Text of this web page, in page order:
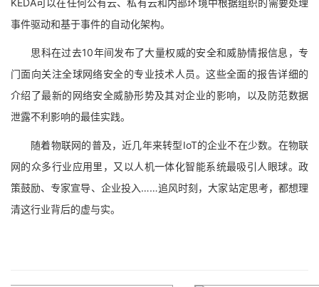
KEDA可以在任何公有云、私有云和内部环境中根据组织的需要处理
事件驱动和基于事件的自动化架构。
思科在过去10年间发布了大量权威的安全和威胁情报信息，专
门面向关注全球网络安全的专业技术人员。这些全面的报告详细的
介绍了最新的网络安全威胁形势及其对企业的影响，以及防范数据
泄露不利影响的最佳实践。
随着物联网的普及，近几年来转型IoT的企业不在少数。在物联
网的众多行业应用里，又以人机一体化智能系统最吸引人眼球。政
策鼓励、专家宣导、企业投入……追风时刻，大家站定思考，都想理
清这行业背后的虚与实。